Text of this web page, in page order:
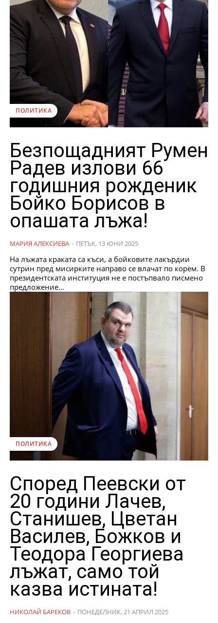
ПОЛИТИКА
Безпощадният Румен
Радев излови 66
годишния рожденик
Бойко Борисов в
опашата лъжа!
МАРИЯ АЛЕКСИЕВА - ПЕТЪК, 13 ЮНИ 2025
На лъжата краката са къси, а бойковите лакърдии
сутрин пред мисирките направо се влачат по корем. В
президентската институция не е постъпвало писмено
предложение...
ПОЛИТИКА
Според Пеевски от
20 години Лачев,
Станишев, Цветан
Василев, Божков и
Теодора Георгиева
лъжат, само той
казва истината!
НИКОЛАЙ БАРЕКОВ - ПОНЕДЕЛНИК, 21 АПРИЛ 2025